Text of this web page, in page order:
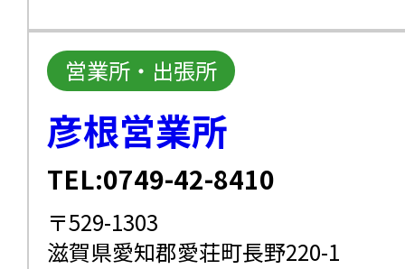
営業所・出張所
彦根営業所
TEL:0749-42-8410
〒529-1303
滋賀県愛知郡愛荘町長野220-1